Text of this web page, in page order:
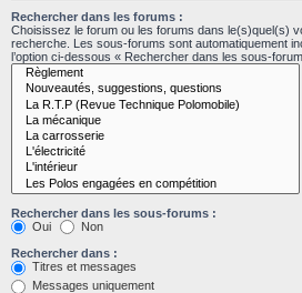
Rechercher dans les forums :
Choisissez le forum ou les forums dans le(s)quel(s)
recherche. Les sous-forums sont automatiquement
l’option ci-dessous « Rechercher dans les sous-
Rechercher dans les sous-forums :
Oui
Non
Rechercher dans :
Titres et messages
Messages uniquement